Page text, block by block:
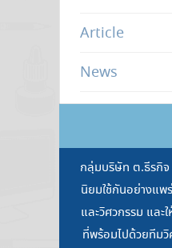
Article
News
กลุ่มบริษัท ต.ธีรกิ
นิยมใช้กันอย่างแพ
และวิศวกรรม และ
ที่พร้อมไปด้วยทีม